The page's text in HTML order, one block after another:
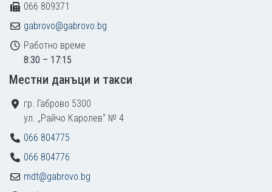
066 809371
gabrovo@gabrovo.bg
Работно време
8:30 – 17:15
Местни данъци и такси
гр. Габрово 5300
ул. „Райчо Каролев“ № 4
066 804775
066 804776
mdt@gabrovo.bg